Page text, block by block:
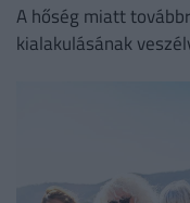
A hőség miatt
kialakulásának